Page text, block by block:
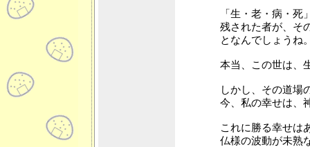
「生・老・病・
残された者が、そ
となんでしょうね
本当、この世は、
しかし、その道場
今、私の幸せは、
これに勝る幸せは
仏様の波動が未熟